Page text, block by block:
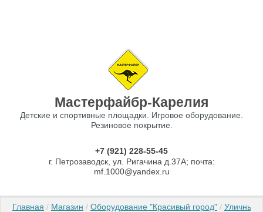
Мастерфайбр-Карелия
Детские и спортивные площадки. Игровое оборудование.
Резиновое покрытие.
+7 (921) 228-55-45
г. Петрозаводск, ул. Ригачина д.37А; почта:
mf.1000@yandex.ru
Главная / Магазин / Оборудование "Красивый город" / Уличные